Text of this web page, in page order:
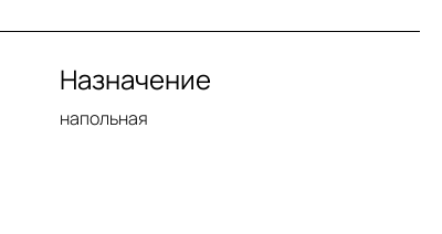
Назначение
напольная